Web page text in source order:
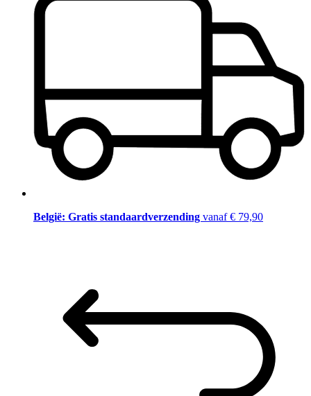
België: Gratis standaardverzending vanaf € 79,90